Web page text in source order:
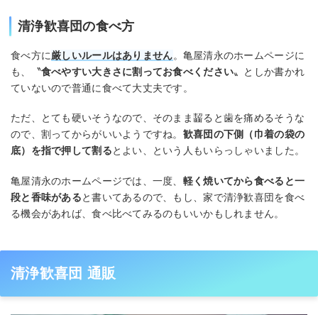
清浄歓喜団の食べ方
食べ方に厳しいルールはありません。亀屋清永のホームページに
も、〝食べやすい大きさに割ってお食べください〟としか書かれ
ていないので普通に食べて大丈夫です。
ただ、とても硬いそうなので、そのまま齧ると歯を痛めるそうな
ので、割ってからがいいようですね。 歓喜団の下側（巾着の袋の
底）を指で押して割るとよい、という人もいらっしゃいました。
亀屋清永のホームページでは、一度、 軽く焼いてから食べると一
段と香味があると書いてあるので、もし、家で清浄歓喜団を食べ
る機会があれば、食べ比べてみるのもいいかもしれません。
清浄歓喜団 通販